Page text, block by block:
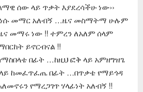
ሰው ላይ ጥቃት እያደረሳችሁ ነው››
መማር አለብኝ …ዜና መስማትማ ሁሉም
መማሩ ነው !! ተምረን ለአለም ሰላም
ይኖርብናል !!
በፊት …ከዚህ ፎቅ ላይ አምዘግዝጌ
ከመፈጥፈጤ በፊት …በጥቃቴ የማይጎዳ
የማረጋገጥ ሃላፊነት አለብኝ !!